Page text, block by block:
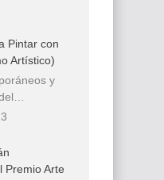
Pintar con
Artístico)
y
Premio Arte